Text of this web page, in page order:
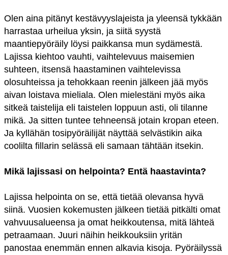
Olen aina pitänyt kestävyyslajeista ja yleensä tykkään
harrastaa urheilua yksin, ja siitä syystä
maantiepyöräily löysi paikkansa mun sydämestä.
Lajissa kiehtoo vauhti, vaihtelevuus maisemien
suhteen, itsensä haastaminen vaihtelevissa
olosuhteissa ja tehokkaan reenin jälkeen jää myös
aivan loistava mieliala. Olen mielestäni myös aika
sitkeä taistelija eli taistelen loppuun asti, oli tilanne
mikä. Ja sitten tuntee tehneensä jotain kropan eteen.
Ja kyllähän tosipyöräilijät näyttää selvästikin aika
coolilta fillarin selässä eli samaan tähtään itsekin.
Mikä lajissasi on helpointa? Entä haastavinta?
Lajissa helpointa on se, että tietää olevansa hyvä
siinä. Vuosien kokemusten jälkeen tietää pitkälti omat
vahvuusalueensa ja omat heikkoutensa, mitä lähteä
petraamaan. Juuri näihin heikkouksiin yritän
panostaa enemmän ennen alkavia kisoja. Pyöräilyssä